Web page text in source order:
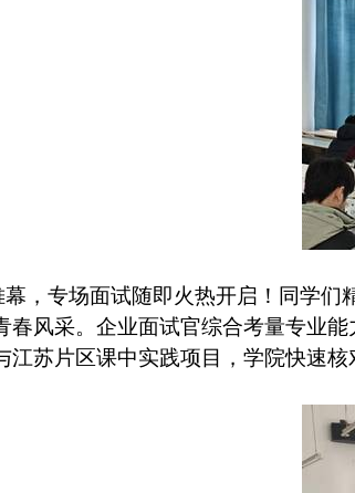
，专场面试随即火热开启！同学
春风采。企业面试官综合考量专业
江苏片区课中实践项目，学院快速